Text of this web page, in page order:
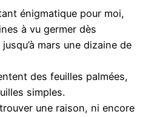
énigmatique pour moi,
à vu germer dès
mars une dizaine de
des feuilles palmées,
simples.
une raison, ni encore